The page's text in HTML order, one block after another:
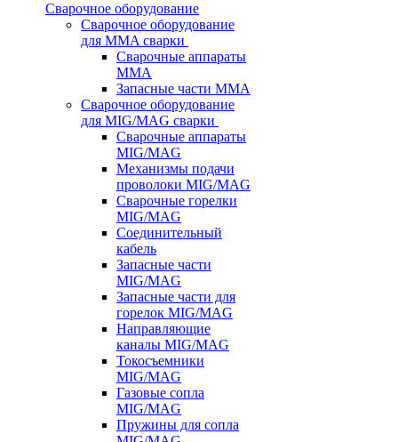
Сварочное оборудование
Сварочное оборудование
для MMA сварки
Сварочные аппараты
MMA
Запасные части MMA
Сварочное оборудование
для MIG/MAG сварки
Сварочные аппараты
MIG/MAG
Механизмы подачи
проволоки MIG/MAG
Сварочные горелки
MIG/MAG
Соединительный
кабель
Запасные части
MIG/MAG
Запасные части для
горелок MIG/MAG
Направляющие
каналы MIG/MAG
Токосъемники
MIG/MAG
Газовые сопла
MIG/MAG
Пружины для сопла